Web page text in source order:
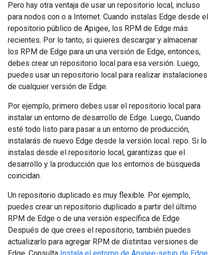
Pero hay otra ventaja de usar un repositorio local, incluso
para nodos con o a Internet. Cuando instalas Edge desde el
repositorio público de Apigee, los RPM de Edge más
recientes. Por lo tanto, si quieres descargar y almacenar
los RPM de Edge para un una versión de Edge, entonces,
debes crear un repositorio local para esa versión. Luego,
puedes usar un repositorio local para realizar instalaciones
de cualquier versión de Edge.
Por ejemplo, primero debes usar el repositorio local para
instalar un entorno de desarrollo de Edge. Luego, Cuando
esté todo listo para pasar a un entorno de producción,
instalarás de nuevo Edge desde la versión local. repo. Si lo
instalas desde el repositorio local, garantizas que el
desarrollo y la producción que los entornos de búsqueda
coincidan.
Un repositorio duplicado es muy flexible. Por ejemplo,
puedes crear un repositorio duplicado a partir del último
RPM de Edge o de una versión específica de Edge
Después de que crees el repositorio, también puedes
actualizarlo para agregar RPM de distintas versiones de